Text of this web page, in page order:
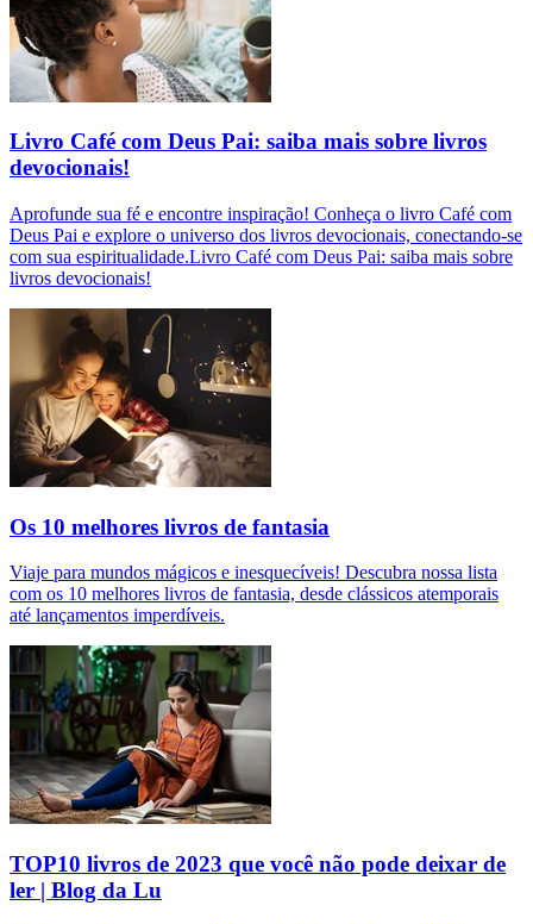
Livro Café com Deus Pai: saiba mais sobre livros
devocionais!
Aprofunde sua fé e encontre inspiração! Conheça o livro Café com
Deus Pai e explore o universo dos livros devocionais, conectando-se
com sua espiritualidade.Livro Café com Deus Pai: saiba mais sobre
livros devocionais!
Os 10 melhores livros de fantasia
Viaje para mundos mágicos e inesquecíveis! Descubra nossa lista
com os 10 melhores livros de fantasia, desde clássicos atemporais
até lançamentos imperdíveis.
TOP10 livros de 2023 que você não pode deixar de
ler | Blog da Lu